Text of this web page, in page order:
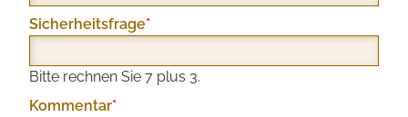
Pflichtfeld
Sicherheitsfrage*
Bitte rechnen Sie 7 plus 3.
Pflichtfeld
Kommentar*